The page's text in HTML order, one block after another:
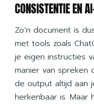
CONSISTENTIE EN
Zo’n document is
met tools zoals
je eigen instructies
manier van spreken
de output altijd aan
herkenbaar is. Maar